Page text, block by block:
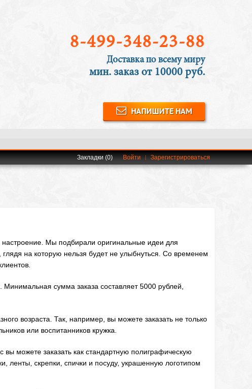
8-499-348-23-88
Доставка по всему миру
мин. заказ от 10000 руб.
НАПИШИТЕ НАМ
Войти Зарегистрироваться
Закладки (0)
настроение. Мы подбирали оригинальные идеи для
на которую нельзя будет не улыбнуться. Со временем
сумма заказа составляет 5000 рублей,
возраста. Так, например, вы можете заказать не только
или воспитанников кружка.
можете заказать как стандартную полиграфическую
ленты, скрепки, спички и посуду, украшенную логотипом